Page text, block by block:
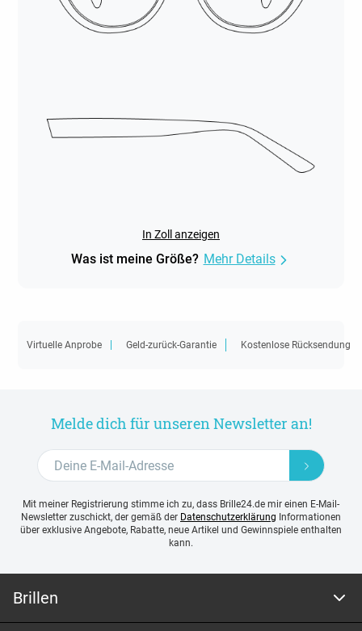
In Zoll anzeigen
Was ist meine Größe? Mehr Details
Virtuelle Anprobe Geld-zurück-Garantie Kostenlose Rücksendung
Melde dich für unseren Newsletter an!
Mit meiner Registrierung stimme ich zu, dass Brille24.de mir einen E-Mail-
Newsletter zuschickt, der gemäß der Datenschutzerklärung Informationen
über exklusive Angebote, Rabatte, neue Artikel und Gewinnspiele enthalten
kann.
Brillen